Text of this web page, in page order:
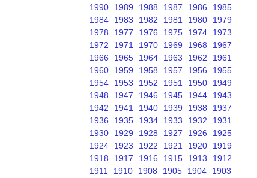
1990
1989 1988 1987 1986
1985
1984
1983 1982 1981 1980
1979
1978
1977 1976 1975 1974
1973
1972
1971 1970 1969 1968
1967
1966
1965 1964 1963 1962
1961
1960
1959 1958 1957 1956
1955
1954
1953 1952 1951 1950
1949
1948
1947 1946 1945 1944
1943
1942
1941 1940 1939 1938
1937
1936
1935 1934 1933 1932
1931
1930
1929 1928 1927 1926
1925
1924
1923 1922 1921 1920
1919
1918
1917 1916 1915 1913
1912
1911
1910 1908 1905 1904
1903